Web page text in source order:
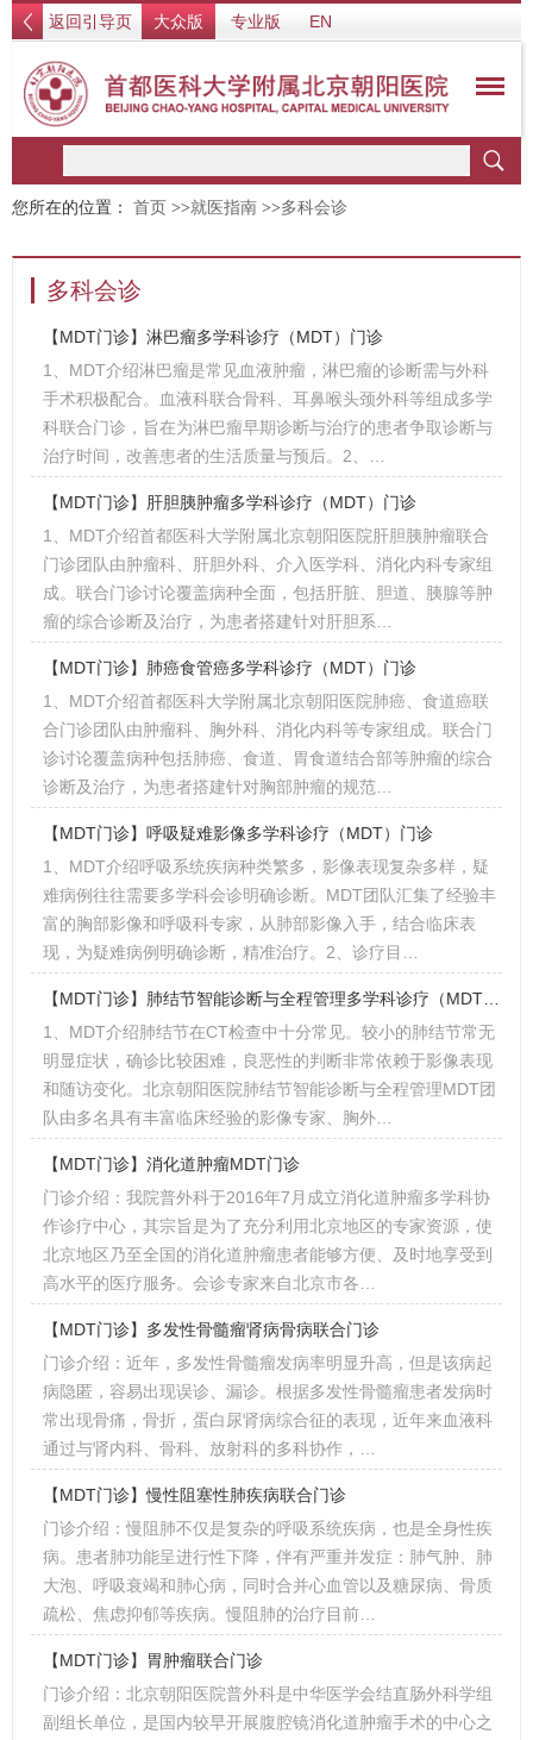
返回引导页 大众版 专业版 EN
您所在的位置： 首页 >>就医指南 >>多科会诊
多科会诊
【MDT门诊】淋巴瘤多学科诊疗（MDT）门诊
1、MDT介绍淋巴瘤是常见血液肿瘤，淋巴瘤的诊断需与外科
手术积极配合。血液科联合骨科、耳鼻喉头颈外科等组成多学
科联合门诊，旨在为淋巴瘤早期诊断与治疗的患者争取诊断与
治疗时间，改善患者的生活质量与预后。2、…
【MDT门诊】肝胆胰肿瘤多学科诊疗（MDT）门诊
1、MDT介绍首都医科大学附属北京朝阳医院肝胆胰肿瘤联合
门诊团队由肿瘤科、肝胆外科、介入医学科、消化内科专家组
成。联合门诊讨论覆盖病种全面，包括肝脏、胆道、胰腺等肿
瘤的综合诊断及治疗，为患者搭建针对肝胆系…
【MDT门诊】肺癌食管癌多学科诊疗（MDT）门诊
1、MDT介绍首都医科大学附属北京朝阳医院肺癌、食道癌联
合门诊团队由肿瘤科、胸外科、消化内科等专家组成。联合门
诊讨论覆盖病种包括肺癌、食道、胃食道结合部等肿瘤的综合
诊断及治疗，为患者搭建针对胸部肿瘤的规范…
【MDT门诊】呼吸疑难影像多学科诊疗（MDT）门诊
1、MDT介绍呼吸系统疾病种类繁多，影像表现复杂多样，疑
难病例往往需要多学科会诊明确诊断。MDT团队汇集了经验丰
富的胸部影像和呼吸科专家，从肺部影像入手，结合临床表
现，为疑难病例明确诊断，精准治疗。2、诊疗目…
1、MDT介绍肺结节在CT检查中十分常见。较小的肺结节常无
明显症状，确诊比较困难，良恶性的判断非常依赖于影像表现
和随访变化。北京朝阳医院肺结节智能诊断与全程管理MDT团
队由多名具有丰富临床经验的影像专家、胸外…
【MDT门诊】消化道肿瘤MDT门诊
门诊介绍：我院普外科于2016年7月成立消化道肿瘤多学科协
作诊疗中心，其宗旨是为了充分利用北京地区的专家资源，使
北京地区乃至全国的消化道肿瘤患者能够方便、及时地享受到
高水平的医疗服务。会诊专家来自北京市各…
【MDT门诊】多发性骨髓瘤肾病骨病联合门诊
门诊介绍：近年，多发性骨髓瘤发病率明显升高，但是该病起
病隐匿，容易出现误诊、漏诊。根据多发性骨髓瘤患者发病时
常出现骨痛，骨折，蛋白尿肾病综合征的表现，近年来血液科
通过与肾内科、骨科、放射科的多科协作，…
【MDT门诊】慢性阻塞性肺疾病联合门诊
门诊介绍：慢阻肺不仅是复杂的呼吸系统疾病，也是全身性疾
病。患者肺功能呈进行性下降，伴有严重并发症：肺气肿、肺
大泡、呼吸衰竭和肺心病，同时合并心血管以及糖尿病、骨质
疏松、焦虑抑郁等疾病。慢阻肺的治疗目前…
【MDT门诊】胃肿瘤联合门诊
门诊介绍：北京朝阳医院普外科是中华医学会结直肠外科学组
副组长单位，是国内较早开展腹腔镜消化道肿瘤手术的中心之